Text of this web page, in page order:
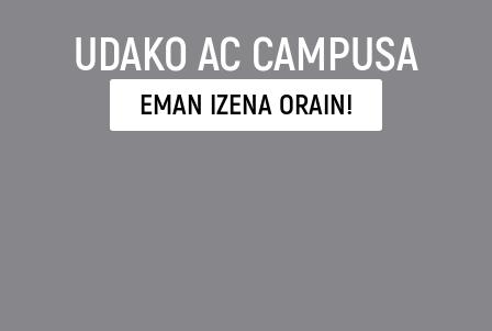
UDAKO AC CAMPUSA
EMAN IZENA ORAIN!